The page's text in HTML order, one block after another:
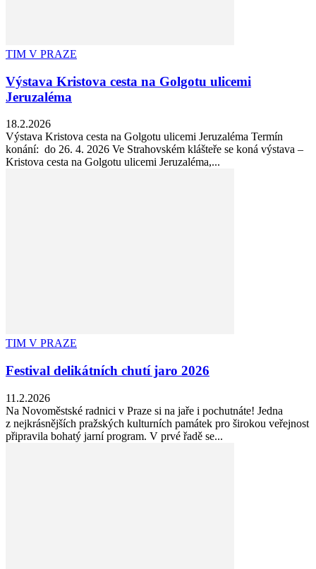
TIM V PRAZE
Výstava Kristova cesta na Golgotu ulicemi
Jeruzaléma
18.2.2026
Výstava Kristova cesta na Golgotu ulicemi Jeruzaléma Termín
konání: do 26. 4. 2026 Ve Strahovském klášteře se koná výstava –
Kristova cesta na Golgotu ulicemi Jeruzaléma,...
TIM V PRAZE
Festival delikátních chutí jaro 2026
11.2.2026
Na Novoměstské radnici v Praze si na jaře i pochutnáte! Jedna
z nejkrásnějších pražských kulturních památek pro širokou veřejnost
připravila bohatý jarní program. V prvé řadě se...